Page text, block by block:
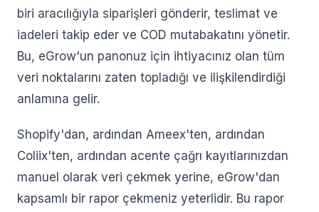
biri aracılığıyla siparişleri gönderir, teslimat ve
iadeleri takip eder ve COD mutabakatını yönetir.
Bu, eGrow'un panonuz için ihtiyacınız olan tüm
veri noktalarını zaten topladığı ve ilişkilendirdiği
anlamına gelir.
Shopify'dan, ardından Ameex'ten, ardından
Coliix'ten, ardından acente çağrı kayıtlarınızdan
manuel olarak veri çekmek yerine, eGrow'dan
kapsamlı bir rapor çekmeniz yeterlidir. Bu rapor